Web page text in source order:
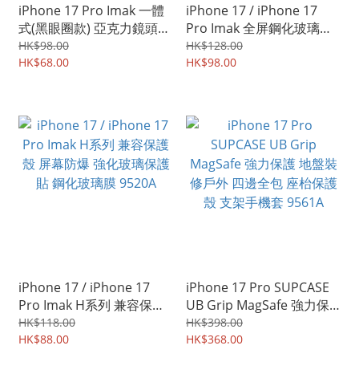
iPhone 17 Pro Imak 一體
式(黑眼圈款) 亞克力鏡頭蓋
+玻璃鏡頭膜 鏡頭防爆保護
貼 強化鋼化玻璃貼膜
HK$98.00
HK$68.00
iPhone 17 / iPhone 17
Pro Imak 全屏鋼化玻璃膜
Pro+ 強化玻璃貼 9522A
HK$128.00
HK$98.00
iPhone 17 / iPhone 17
Pro Imak H系列 兼容保護
殼 屏幕防爆 強化玻璃保護
貼 鋼化玻璃膜 9520A
HK$118.00
HK$88.00
iPhone 17 Pro SUPCASE
UB Grip MagSafe 強力保
護 地盤裝修戶外 四邊全包
座枱保護殼 支架手機套
HK$398.00
HK$368.00